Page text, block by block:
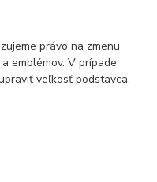
právo na zmenu
emblémov. V prípade
veľkosť podstavca.